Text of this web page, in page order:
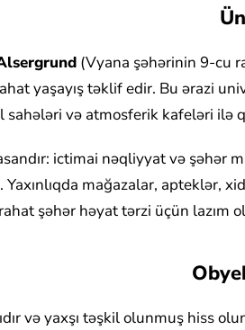
(Vyana şəhərinin 9-cu
yaşayış təklif edir. Bu ərazi
sahələri və atmosferik kafeləri ilə
ictimai nəqliyyat və şəhər
Yaxınlıqda mağazalar, apteklər,
şəhər həyat tərzi üçün lazım
və yaxşı təşkil olunmuş hiss